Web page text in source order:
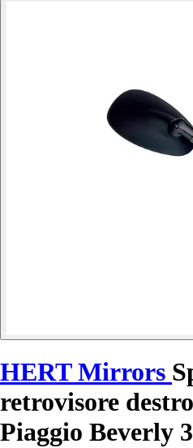
HERT Mirrors
retrovisore
Piaggio Beverly